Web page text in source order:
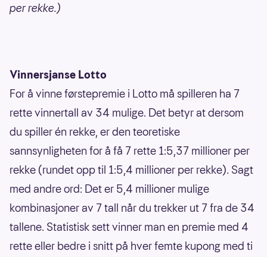
per rekke.)
Vinnersjanse Lotto
For å vinne førstepremie i Lotto må spilleren ha 7
rette vinnertall av 34 mulige. Det betyr at dersom
du spiller én rekke, er den teoretiske
sannsynligheten for å få 7 rette 1:5,37 millioner per
rekke (rundet opp til 1:5,4 millioner per rekke). Sagt
med andre ord: Det er 5,4 millioner mulige
kombinasjoner av 7 tall når du trekker ut 7 fra de 34
tallene. Statistisk sett vinner man en premie med 4
rette eller bedre i snitt på hver femte kupong med ti